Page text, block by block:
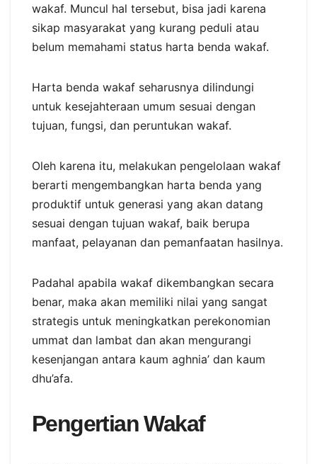
wakaf. Muncul hal tersebut, bisa jadi karena
sikap masyarakat yang kurang peduli atau
belum memahami status harta benda wakaf.
Harta benda wakaf seharusnya dilindungi
untuk kesejahteraan umum sesuai dengan
tujuan, fungsi, dan peruntukan wakaf.
Oleh karena itu, melakukan pengelolaan wakaf
berarti mengembangkan harta benda yang
produktif untuk generasi yang akan datang
sesuai dengan tujuan wakaf, baik berupa
manfaat, pelayanan dan pemanfaatan hasilnya.
Padahal apabila wakaf dikembangkan secara
benar, maka akan memiliki nilai yang sangat
strategis untuk meningkatkan perekonomian
ummat dan lambat dan akan mengurangi
kesenjangan antara kaum aghnia’ dan kaum
dhu’afa.
Pengertian Wakaf